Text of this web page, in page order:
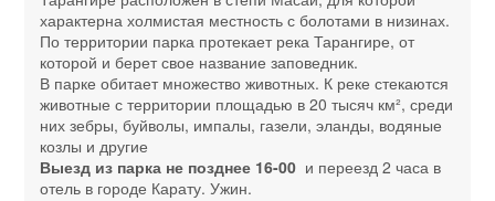
характерна холмистая местность с болотами в низинах.
По территории парка протекает река Тарангире, от
которой и берет свое название заповедник.
В парке обитает множество животных. К реке стекаются
животные с территории площадью в 20 тысяч км², среди
них зебры, буйволы, импалы, газели, эланды, водяные
козлы и другие
Выезд из парка не позднее 16-00 и переезд 2 часа в
отель в городе Карату. Ужин.